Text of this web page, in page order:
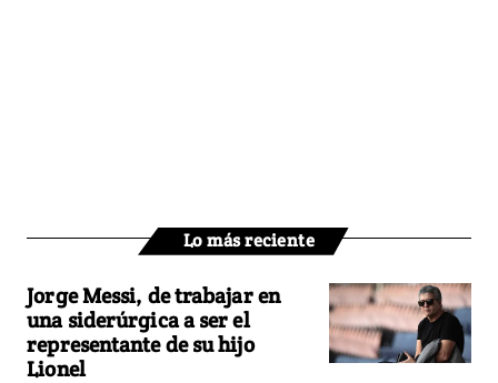
Lo más reciente
Jorge Messi, de trabajar en
una siderúrgica a ser el
representante de su hijo
Lionel